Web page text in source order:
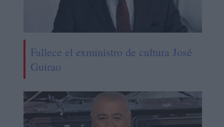
Fallece el exministro de cultura José
Guirao